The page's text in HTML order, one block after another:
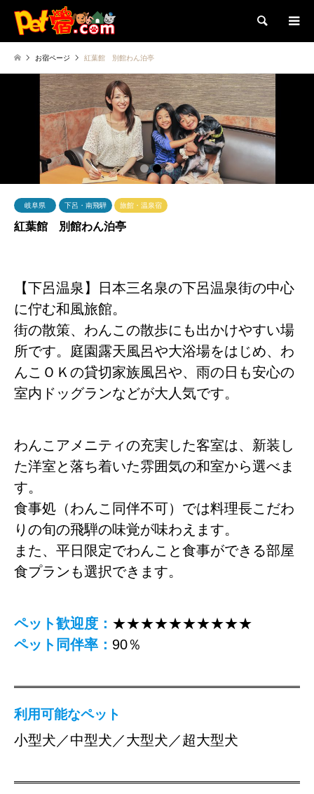
検索
お宿ページ 紅葉館 別館わん泊亭
岐阜県 下呂・南飛騨 旅館・温泉宿
紅葉館 別館わん泊亭
【下呂温泉】日本三名泉の下呂温泉街の中心
に佇む和風旅館。
街の散策、わんこの散歩にも出かけやすい場
所です。庭園露天風呂や大浴場をはじめ、わ
んこＯＫの貸切家族風呂や、雨の日も安心の
室内ドッグランなどが大人気です。
わんこアメニティの充実した客室は、新装し
た洋室と落ち着いた雰囲気の和室から選べま
す。
食事処（わんこ同伴不可）では料理長こだわ
りの旬の飛騨の味覚が味わえます。
また、平日限定でわんこと食事ができる部屋
食プランも選択できます。
ペット歓迎度： ★★★★★★★★★★
ペット同伴率： 90％
利用可能なペット
小型犬／中型犬／大型犬／超大型犬